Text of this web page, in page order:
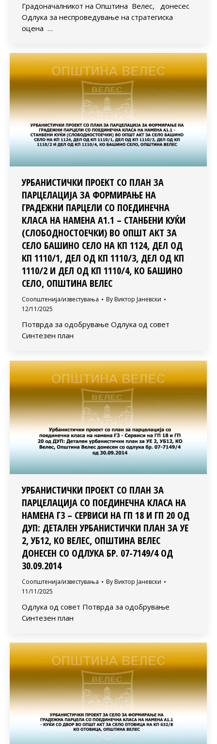
Градоначалникот на Општина Велес, донесес
Одлука за неспроведување на стратегиска
оцена …
УРБАНИСТИЧКИ ПРОЕКТ СО ПЛАН ЗА
ПАРЦЕЛАЦИЈА ЗА ФОРМИРАЊЕ НА
ГРАДЕЖНИ ПАРЦЕЛИ СО ПОЕДИНЕЧНА
КЛАСА НА НАМЕНА А1.1 – СТАНБЕНИ КУЌИ
(СЛОБОДНОСТОЕЧКИ) ВО ОПШТ АКТ ЗА
СЕЛО БАШИНО СЕЛО НА КП 1124, ДЕЛ ОД
КП 1110/1, ДЕЛ ОД КП 1110/3, ДЕЛ ОД КП
1110/2 И ДЕЛ ОД КП 1110/4, КО БАШИНО
СЕЛО, ОПШТИНА ВЕЛЕС
Соопштенија/известувања By Виктор Јаневски
12/11/2025
Потврда за одобрување Одлука од совет
Синтезен план
УРБАНИСТИЧКИ ПРОЕКТ СО ПЛАН ЗА
ПАРЦЕЛАЦИЈА СО ПОЕДИНЕЧНА КЛАСА НА
НАМЕНА Г3 – СЕРВИСИ НА ГП 18 И ГП 20 ОД
ДУП: ДЕТАЛЕН УРБАНИСТИЧКИ ПЛАН ЗА УЕ
2, УБ12, КО ВЕЛЕС, ОПШТИНА ВЕЛЕС
ДОНЕСЕН СО ОДЛУКА БР. 07-7149/4 ОД
30.09.2014
Соопштенија/известувања By Виктор Јаневски
11/11/2025
Одлука од совет Потврда за одобрување
Синтезен план